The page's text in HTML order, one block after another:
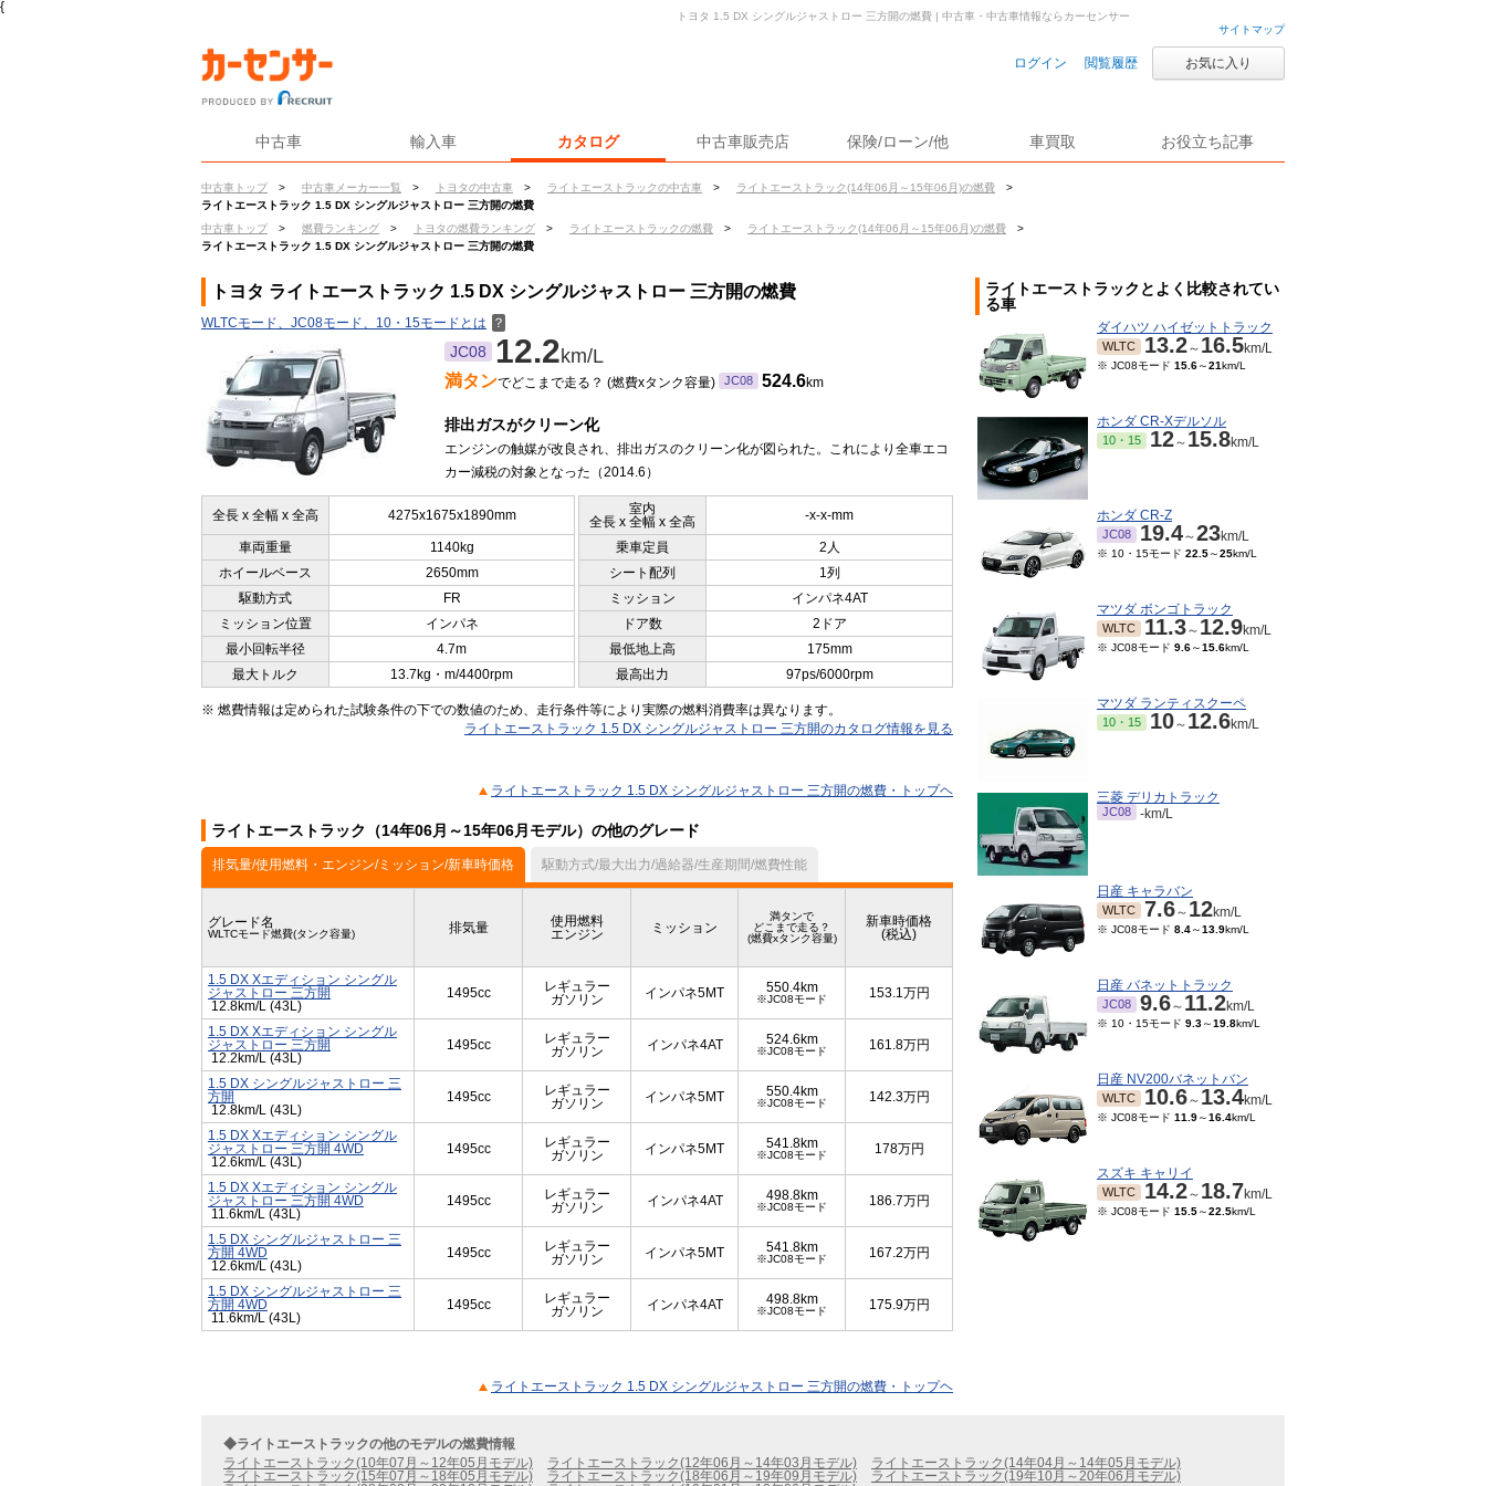
{
サイトマップ
ログイン 閲覧履歴 お気に入り
中古車 輸入車 カタログ 中古車販売店 保険/ローン/他 車買取 お役立ち記事
中古車トップ > 中古車メーカー一覧 > トヨタの中古車 > ライトエーストラックの中古車 > ライトエーストラック(14年06月～15年06月)の燃費
>
ライトエーストラック 1.5 DX シングルジャストロー 三方開の燃費
中古車トップ
> 燃費ランキング > トヨタの燃費ランキング > ライトエーストラックの燃費 > ライトエーストラック(14年06月～15年06月)の燃費
>
ライトエーストラック 1.5 DX シングルジャストロー 三方開の燃費
トヨタ 1.5 DX シングルジャストロー 三方開の燃費 | 中古車・中古車情報ならカーセンサー
トヨタ ライトエーストラック 1.5 DX シングルジャストロー 三方開の燃費
WLTCモード、JC08モード、10・15モードとは ？
JC08 12.2km/L
満タンでどこまで走る？ (燃費xタンク容量) JC08 524.6km
排出ガスがクリーン化
エンジンの触媒が改良され、排出ガスのクリーン化が図られた。これにより全車エコ
カー減税の対象となった（2014.6）
全長 x 全幅 x 全高 4275x1675x1890mm
室内
全長 x 全幅 x 全高
-x-x-mm
車両重量 1140kg 乗車定員
2人
ホイールベース
2650mm シート配列
1列
駆動方式
FR ミッション
インパネ4AT
ミッション位置
インパネ ドア数
2ドア
最小回転半径
4.7m 最低地上高
175mm
最大トルク
13.7kg・m/4400rpm 最高出力 97ps/6000rpm
※ 燃費情報は定められた試験条件の下での数値のため、走行条件等により実際の燃料消費率は異なります。
ライトエーストラック 1.5 DX シングルジャストロー 三方開のカタログ情報を見る
ライトエーストラック 1.5 DX シングルジャストロー 三方開の燃費・トップヘ
ライトエーストラック（14年06月～15年06月モデル）の他のグレード
排気量/使用燃料・エンジン/ミッション/新車時価格 駆動方式/最大出力/過給器/生産期間/燃費性能
グレード名
WLTCモード燃費(タンク容量) 排気量
使用燃料
エンジン
ミッション
満タンで
どこまで走る？
(燃費xタンク容量)
新車時価格
(税込)
1.5 DX Xエディション シングル
ジャストロー 三方開
12.8km/L (43L)
1495cc
レギュラー
ガソリン
インパネ5MT 550.4km
※JC08モード 153.1万円
1.5 DX Xエディション シングル
ジャストロー 三方開
12.2km/L (43L)
1495cc
レギュラー
ガソリン
インパネ4AT 524.6km
※JC08モード 161.8万円
1.5 DX シングルジャストロー 三
方開
12.8km/L (43L)
1495cc
レギュラー
ガソリン
インパネ5MT 550.4km
※JC08モード 142.3万円
1.5 DX Xエディション シングル
ジャストロー 三方開 4WD
12.6km/L (43L)
1495cc
レギュラー
ガソリン
インパネ5MT 541.8km
※JC08モード 178万円
1.5 DX Xエディション シングル
ジャストロー 三方開 4WD
11.6km/L (43L)
1495cc
レギュラー
ガソリン
インパネ4AT 498.8km
※JC08モード 186.7万円
1.5 DX シングルジャストロー 三
方開 4WD
12.6km/L (43L)
1495cc
レギュラー
ガソリン
インパネ5MT 541.8km
※JC08モード 167.2万円
1.5 DX シングルジャストロー 三
方開 4WD
11.6km/L (43L)
1495cc
レギュラー
ガソリン
インパネ4AT 498.8km
※JC08モード 175.9万円
ライトエーストラック 1.5 DX シングルジャストロー 三方開の燃費・トップヘ
ライトエーストラックとよく比較されてい
る車
ダイハツ ハイゼットトラック
WLTC 13.2～ 16.5km/L
※ JC08モード 15.6～21km/L
ホンダ CR-Xデルソル
10・15 12～ 15.8km/L
ホンダ CR-Z
JC08 19.4～23km/L
※ 10・15モード 22.5～25km/L
マツダ ボンゴトラック
WLTC 11.3～ 12.9km/L
※ JC08モード 9.6～15.6km/L
マツダ ランティスクーペ
10・15 10～ 12.6km/L
三菱 デリカトラック
JC08 -km/L
日産 キャラバン
WLTC 7.6～ 12km/L
※ JC08モード 8.4～13.9km/L
日産 バネットトラック
JC08 9.6～ 11.2km/L
※ 10・15モード 9.3～19.8km/L
日産 NV200バネットバン
WLTC 10.6～ 13.4km/L
※ JC08モード 11.9～16.4km/L
スズキ キャリイ
WLTC 14.2～ 18.7km/L
※ JC08モード 15.5～22.5km/L
◆ライトエーストラックの他のモデルの燃費情報
ライトエーストラック(10年07月～12年05月モデル)
ライトエーストラック(12年06月～14年03月モデル)
ライトエーストラック(14年04月～14年05月モデル)
ライトエーストラック(15年07月～18年05月モデル)
ライトエーストラック(18年06月～19年09月モデル)
ライトエーストラック(19年10月～20年06月モデル)